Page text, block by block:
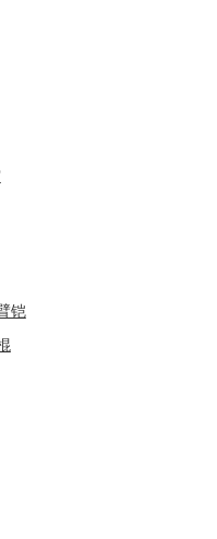
铠